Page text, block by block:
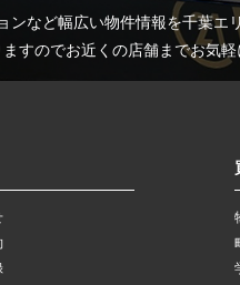
ンなど幅広い物件情報を千葉エ
すのでお近くの店舗までお気